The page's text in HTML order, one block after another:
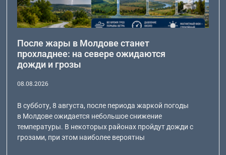
После жары в Молдове станет
прохладнее: на севере ожидаются
дожди и грозы
08.08.2026
В субботу, 8 августа, после периода жаркой погоды
в Молдове ожидается небольшое снижение
температуры. В некоторых районах пройдут дожди с
грозами, при этом наиболее вероятны